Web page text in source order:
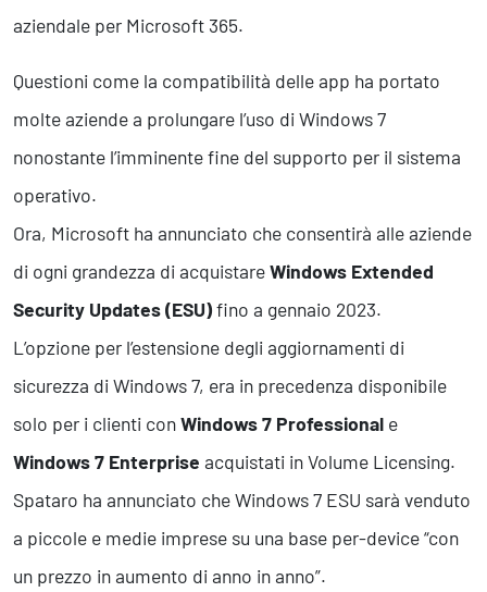
Sicurezza sul Lavoro
Sicurezza Alimentare
Cyber Security
aziendale per Microsoft 365.
Questioni come la compatibilità delle app ha portato
molte aziende a prolungare l’uso di Windows 7
nonostante l’imminente fine del supporto per il sistema
operativo.
Ora, Microsoft ha annunciato che consentirà alle aziende
di ogni grandezza di acquistareWindows Extended
Security Updates (ESU)fino a gennaio 2023.
L’opzione per l’estensione degli aggiornamenti di
sicurezza di Windows 7, era in precedenza disponibile
solo per i clienti conWindows 7 Professional e
Windows 7 Enterprise acquistati in Volume Licensing.
Spataro ha annunciato che Windows 7 ESU sarà venduto
a piccole e medie imprese su una base per-device “con
un prezzo in aumento di anno in anno”.